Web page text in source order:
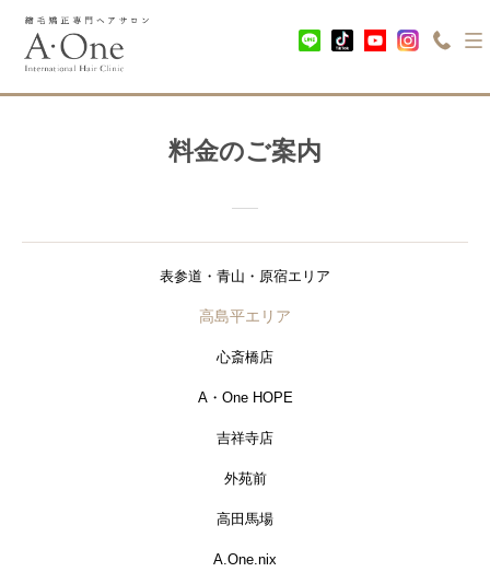
料金のご案内
表参道・青山・原宿エリア
高島平エリア
心斎橋店
A・One HOPE
吉祥寺店
外苑前
高田馬場
A.One.nix